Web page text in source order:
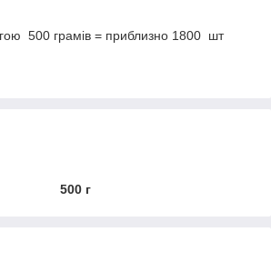
500 грамів = приблизно 1800 шт
500 г